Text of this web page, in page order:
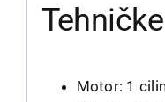
Motor: 1